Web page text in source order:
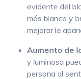
evidente del
más blanco y
mejorar la
Aumento de
y luminosa
persona al